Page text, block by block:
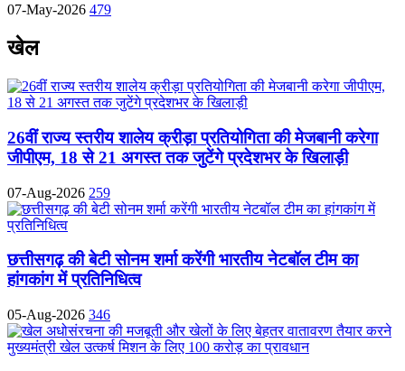
07-May-2026 479
खेल
26वीं राज्य स्तरीय शालेय क्रीड़ा प्रतियोगिता की मेजबानी करेगा
जीपीएम, 18 से 21 अगस्त तक जुटेंगे प्रदेशभर के खिलाड़ी
07-Aug-2026 259
छत्तीसगढ़ की बेटी सोनम शर्मा करेंगी भारतीय नेटबॉल टीम का
हांगकांग में प्रतिनिधित्व
05-Aug-2026 346